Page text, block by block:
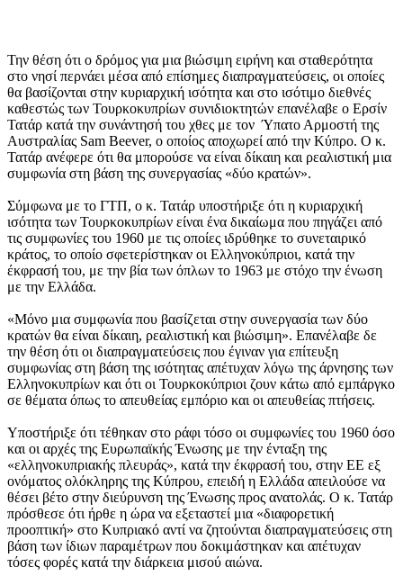
Την θέση ότι ο δρόμος για μια βιώσιμη ειρήνη και σταθερότητα
στο νησί περνάει μέσα από επίσημες διαπραγματεύσεις, οι οποίες
θα βασίζονται στην κυριαρχική ισότητα και στο ισότιμο διεθνές
καθεστώς των Τουρκοκυπρίων συνιδιοκτητών επανέλαβε ο Ερσίν
Τατάρ κατά την συνάντησή του χθες με τον Ύπατο Αρμοστή της
Αυστραλίας Sam Beever, ο οποίος αποχωρεί από την Κύπρο. Ο κ.
Τατάρ ανέφερε ότι θα μπορούσε να είναι δίκαιη και ρεαλιστική μια
συμφωνία στη βάση της συνεργασίας «δύο κρατών».
Σύμφωνα με το ΓΤΠ, ο κ. Τατάρ υποστήριξε ότι η κυριαρχική
ισότητα των Τουρκοκυπρίων είναι ένα δικαίωμα που πηγάζει από
τις συμφωνίες του 1960 με τις οποίες ιδρύθηκε το συνεταιρικό
κράτος, το οποίο σφετερίστηκαν οι Ελληνοκύπριοι, κατά την
έκφρασή του, με την βία των όπλων το 1963 με στόχο την ένωση
με την Ελλάδα.
«Μόνο μια συμφωνία που βασίζεται στην συνεργασία των δύο
κρατών θα είναι δίκαιη, ρεαλιστική και βιώσιμη». Επανέλαβε δε
την θέση ότι οι διαπραγματεύσεις που έγιναν για επίτευξη
συμφωνίας στη βάση της ισότητας απέτυχαν λόγω της άρνησης των
Ελληνοκυπρίων και ότι οι Τουρκοκύπριοι ζουν κάτω από εμπάργκο
σε θέματα όπως το απευθείας εμπόριο και οι απευθείας πτήσεις.
Υποστήριξε ότι τέθηκαν στο ράφι τόσο οι συμφωνίες του 1960 όσο
και οι αρχές της Ευρωπαϊκής Ένωσης με την ένταξη της
«ελληνοκυπριακής πλευράς», κατά την έκφρασή του, στην ΕΕ εξ
ονόματος ολόκληρης της Κύπρου, επειδή η Ελλάδα απειλούσε να
θέσει βέτο στην διεύρυνση της Ένωσης προς ανατολάς. Ο κ. Τατάρ
πρόσθεσε ότι ήρθε η ώρα να εξεταστεί μια «διαφορετική
προοπτική» στο Κυπριακό αντί να ζητούνται διαπραγματεύσεις στη
βάση των ίδιων παραμέτρων που δοκιμάστηκαν και απέτυχαν
τόσες φορές κατά την διάρκεια μισού αιώνα.